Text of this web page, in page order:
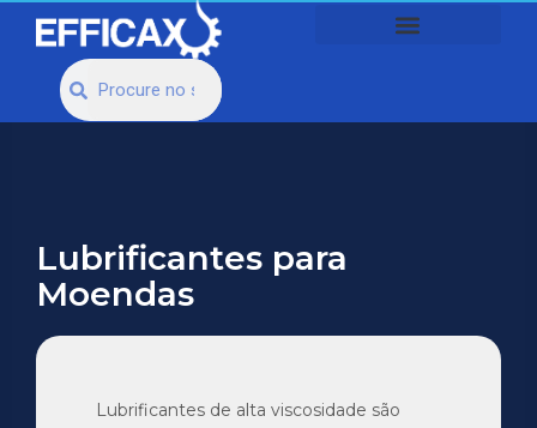
Lubrificantes para
Moendas
Lubrificantes de alta viscosidade são